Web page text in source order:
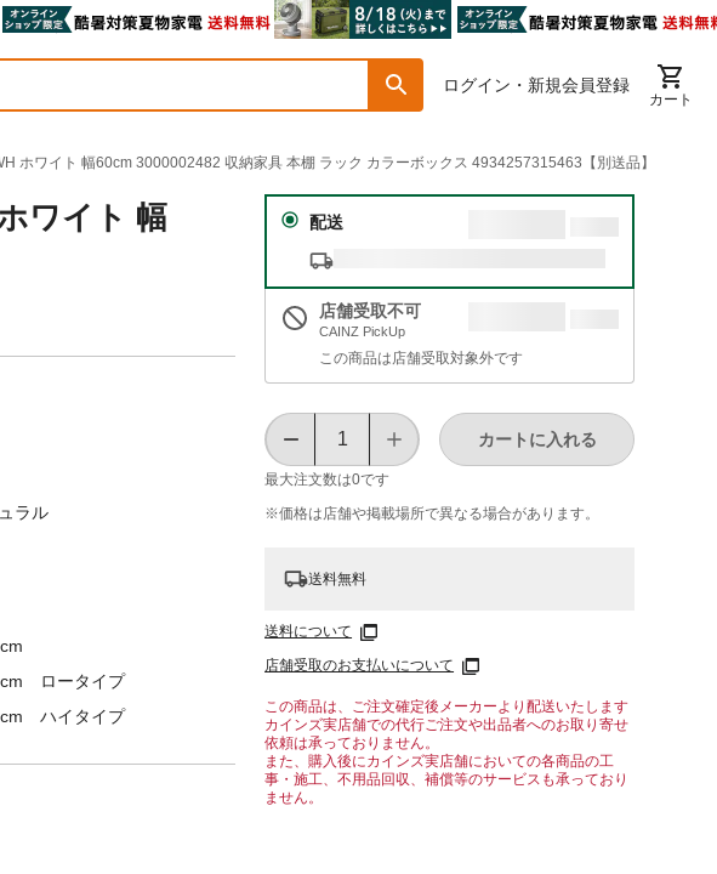
ログイン・新規会員登録
カート
ホワイト 幅60cm 3000002482 収納家具 本棚 ラック カラーボックス 4934257315463【別送品】
ワイト 幅
ラル
ロータイプ
ハイタイプ
配送
店舗受取不可
CAINZ PickUp
この商品は店舗受取対象外です
最大注文数は0です
カートに入れる
※価格は​店舗や​掲載場所で​異なる​場合が​あります。
送料無料
送料について
店舗受取のお支払いについて
この商品は、ご注文確定後メーカーより配送いたします
カインズ実店舗での代行ご注文や出品者へのお取り寄せ
依頼は承っておりません。
また、購入後にカインズ実店舗においての各商品の工
事・施工、不用品回収、補償等のサービスも承っており
ません。